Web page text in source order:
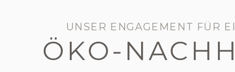
UNSER ENGAGEMENT FÜR
ÖKO-